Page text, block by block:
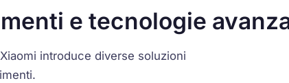
e tecnologie
introduce diverse soluzioni